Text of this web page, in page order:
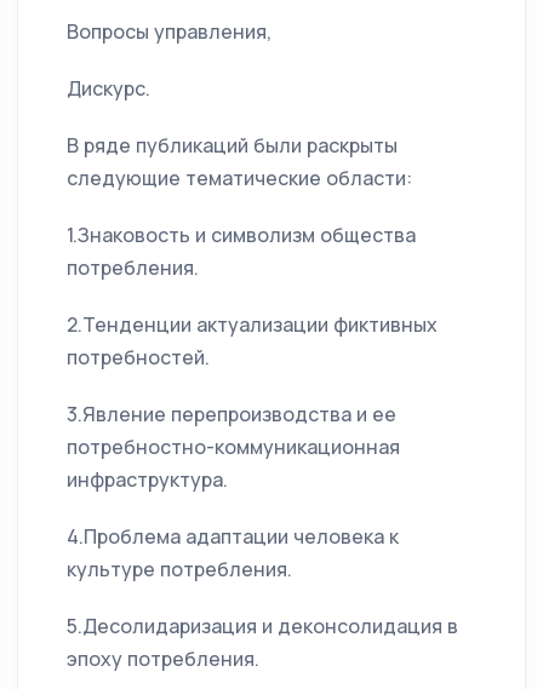
Вопросы управления,
Дискурс.
В ряде публикаций были раскрыты
следующие тематические области:
1.Знаковость и символизм общества
потребления.
2.Тенденции актуализации фиктивных
потребностей.
3.Явление перепроизводства и ее
потребностно-коммуникационная
инфраструктура.
4.Проблема адаптации человека к
культуре потребления.
5.Десолидаризация и деконсолидация в
эпоху потребления.